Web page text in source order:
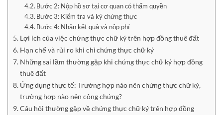
Bước 2: Nộp hồ sơ tại cơ quan có thẩm quyền
Bước 3: Kiểm tra và ký chứng thực
Bước 4: Nhận kết quả và nộp phí
Lợi ích của việc chứng thực chữ ký trên hợp đồng thuê đất
Hạn chế và rủi ro khi chỉ chứng thực chữ ký
Những sai lầm thường gặp khi chứng thực chữ ký hợp đồng
thuê đất
Ứng dụng thực tế: Trường hợp nào nên chứng thực chữ ký,
trường hợp nào nên công chứng?
Câu hỏi thường gặp về chứng thực chữ ký trên hợp đồng